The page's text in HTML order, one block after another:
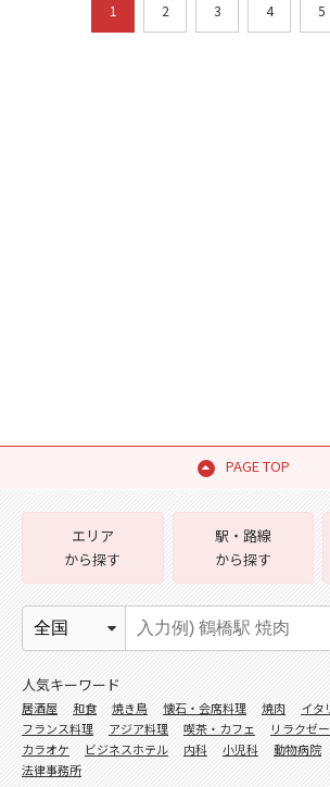
1 2 3 4 5
PAGE TOP
エリア
から探す
駅・路線
から探す
人気キーワード
居酒屋 和食 焼き鳥 懐石・会席料理 焼肉
イタ
フランス料理
アジア料理 喫茶・カフェ リラクゼ
カラオケ
ビジネスホテル 内科 小児科 動物病院
法律事務所